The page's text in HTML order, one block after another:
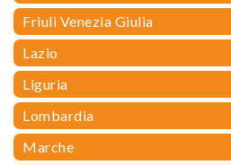
Friuli Venezia Giulia
Lazio
Liguria
Lombardia
Marche